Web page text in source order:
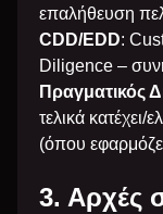
επαλήθευση
CDD/EDD:
Diligence –
Πραγματικός
τελικά κατέχει/
(όπου
3. Αρχές